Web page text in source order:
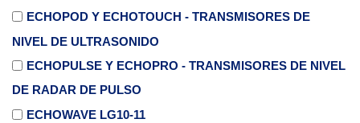
ECHOPOD Y ECHOTOUCH - TRANSMISORES DE
NIVEL DE ULTRASONIDO
ECHOPULSE Y ECHOPRO - TRANSMISORES DE NIVEL
DE RADAR DE PULSO
ECHOWAVE LG10-11